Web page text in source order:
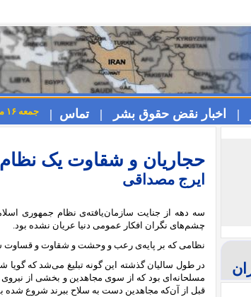
| اخبار نقض حقوق بشر | تماس | جمعه ۱۶ مرداد ۱۴۰۵ / Friday 7th August 2026
حجاریان و شقاوت یک
ایرج مصداقی
سه دهه از جنایت سازمان‌یافته‌ی نظام جمهوری
چشم‌های نگران افکار عمومی دنیا عریان نشده بود.
نظامی که بر پایه‌ی رعب و وحشت و شقاوت و قساوت
در طول سالیان گذشته این گونه تبلیغ می‌شد که گویا
مسلحانه‌ای بود که از سوی مجاهدین و بخشی از
قبل از آن‌که مجاهدین دست به سلاح ببرند شروع شده